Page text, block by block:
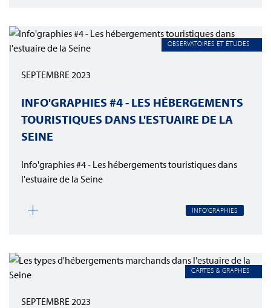
OBSERVATOIRES ET ÉTUDES
SEPTEMBRE 2023
INFO'GRAPHIES #4 - LES HÉBERGEMENTS
TOURISTIQUES DANS L'ESTUAIRE DE LA
SEINE
Info'graphies #4 - Les hébergements touristiques dans
l'estuaire de la Seine
INFO'GRAPHIES
CARTES & GRAPHES
SEPTEMBRE 2023